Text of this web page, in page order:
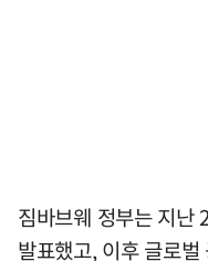
짐바브웨 정부는 지난
발표했고, 이후 글로